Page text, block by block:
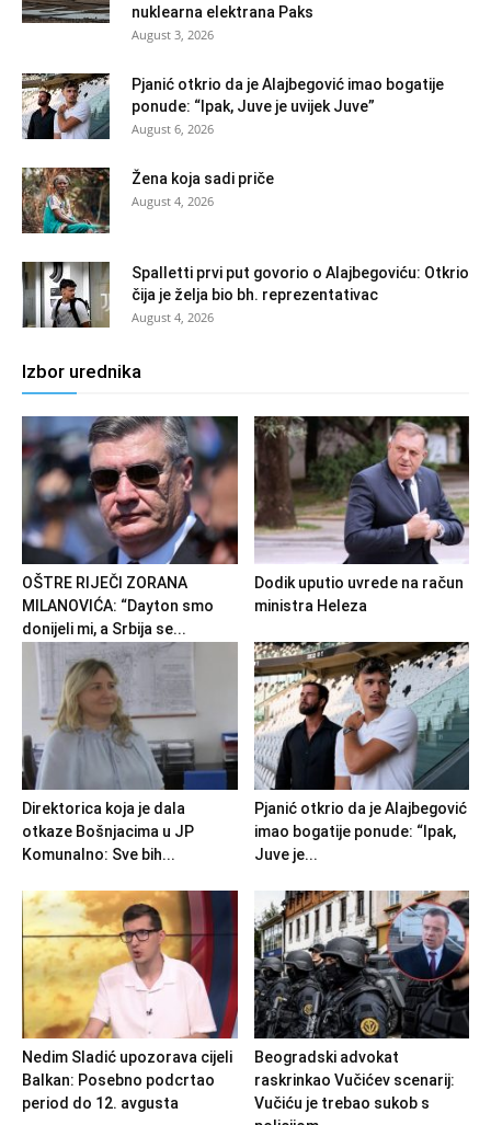
nuklearna elektrana Paks
August 3, 2026
Pjanić otkrio da je Alajbegović imao bogatije
ponude: “Ipak, Juve je uvijek Juve”
August 6, 2026
Žena koja sadi priče
August 4, 2026
Spalletti prvi put govorio o Alajbegoviću: Otkrio
čija je želja bio bh. reprezentativac
August 4, 2026
Izbor urednika
OŠTRE RIJEČI ZORANA
MILANOVIĆA: “Dayton smo
donijeli mi, a Srbija se...
Dodik uputio uvrede na račun
ministra Heleza
Direktorica koja je dala
otkaze Bošnjacima u JP
Komunalno: Sve bih...
Pjanić otkrio da je Alajbegović
imao bogatije ponude: “Ipak,
Juve je...
Nedim Sladić upozorava cijeli
Balkan: Posebno podcrtao
period do 12. avgusta
Beogradski advokat
raskrinkao Vučićev scenarij:
Vučiću je trebao sukob s